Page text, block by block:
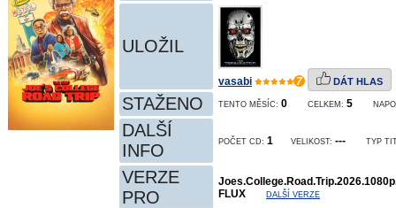
ULOŽIL
vasabi 7 DÁT HLAS
STAŽENO TENTO MĚSÍC: 0 CELKEM: 5
DALŠÍ
INFO
POČET CD: 1 VELIKOST: --- TYP
VERZE
PRO
FLUX
DALŠÍ VERZE